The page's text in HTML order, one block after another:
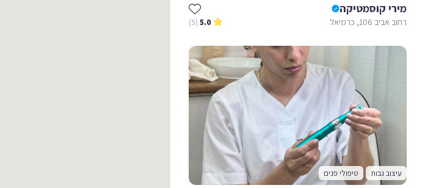
מירי קוסמטיקה
רחוב אביב 106, כרמיאל 5.0
(5)
עיצוב גבות טיפולי פנים